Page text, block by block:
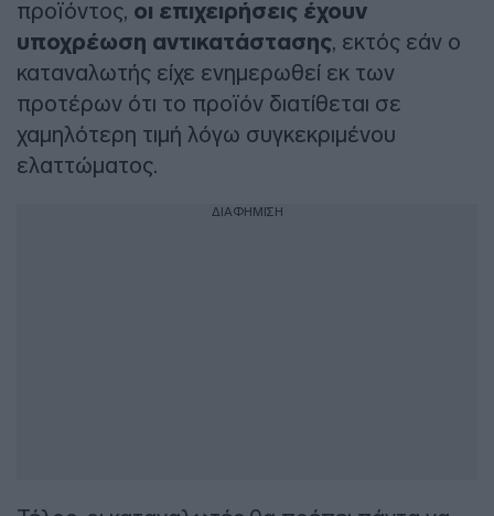
προϊόντος, οι επιχειρήσεις έχουν
υποχρέωση αντικατάστασης, εκτός εάν ο
καταναλωτής είχε ενημερωθεί εκ των
προτέρων ότι το προϊόν διατίθεται σε
χαμηλότερη τιμή λόγω συγκεκριμένου
ελαττώματος.
ΔΙΑΦΗΜΙΣΗ